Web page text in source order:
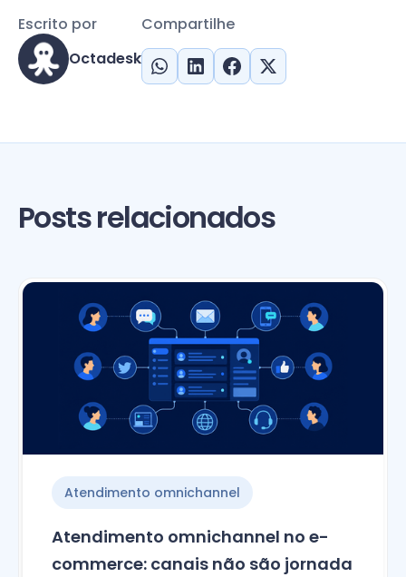
Compartilhe
Escrito por
Octadesk
Posts relacionados
Atendimento omnichannel
Atendimento omnichannel no e-
commerce: canais não são jornada